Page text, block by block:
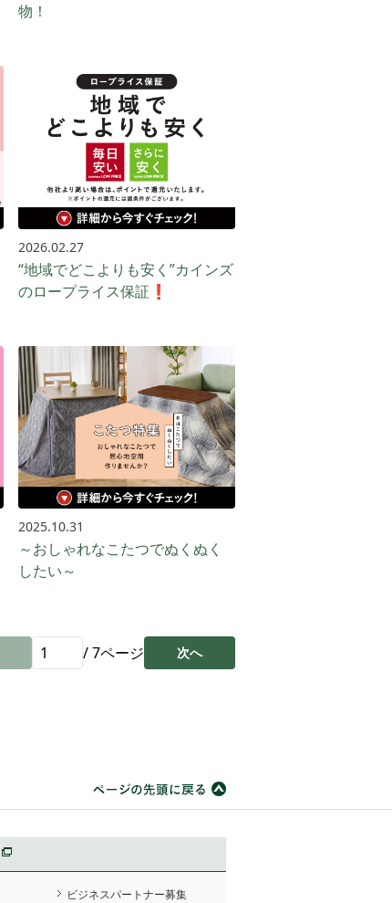
物！​
2026.02.27
“地域でどこよりも安く”カインズ
のロープライス保証❗️
2025.10.31
～おしゃれなこたつでぬくぬく
したい～
/7ページ 次へ
ビジネスパートナー募集